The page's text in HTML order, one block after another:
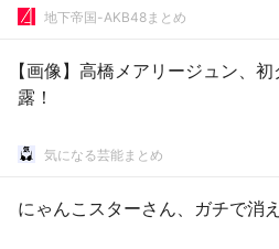
地下帝国-AKB48まとめ
【画像】高橋メアリージュン、
露！
気になる芸能まとめ
にゃんこスターさん、ガチで消